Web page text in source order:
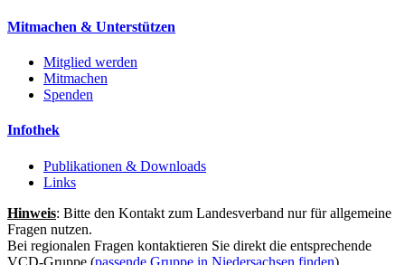
Mitmachen & Unterstützen
Mitglied werden
Mitmachen
Spenden
Infothek
Publikationen & Downloads
Links
Hinweis: Bitte den Kontakt zum Landesverband nur für allgemeine
Fragen nutzen.
Bei regionalen Fragen kontaktieren Sie direkt die entsprechende
VCD-Gruppe (passende Gruppe in Niedersachsen finden).